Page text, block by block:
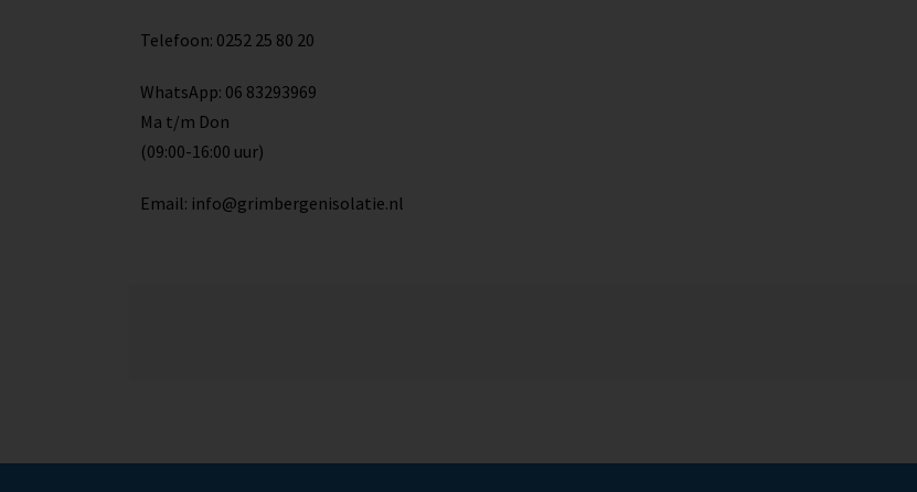
Telefoon: 0252 25 80 20
WhatsApp: 06 83293969
Ma t/m Don
(09:00-16:00 uur)
Email: info@grimbergenisolatie.nl